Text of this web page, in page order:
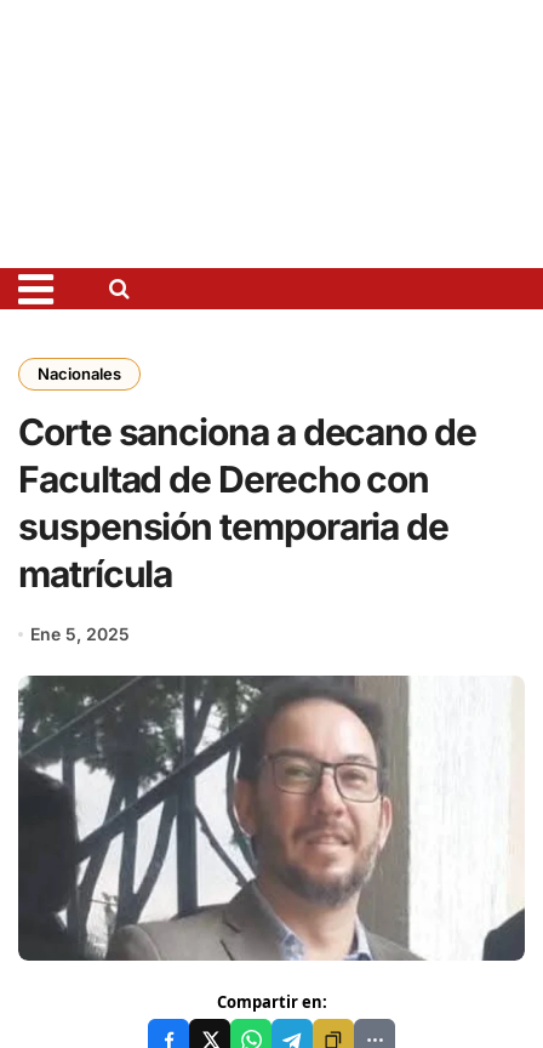
Nacionales
Corte sanciona a decano de
Facultad de Derecho con
suspensión temporaria de
matrícula
Ene 5, 2025
Compartir en: